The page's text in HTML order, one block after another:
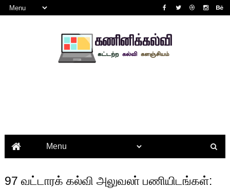
97 வட்டாரக் கல்வி அலுவலா் பணியிடங்கள்: